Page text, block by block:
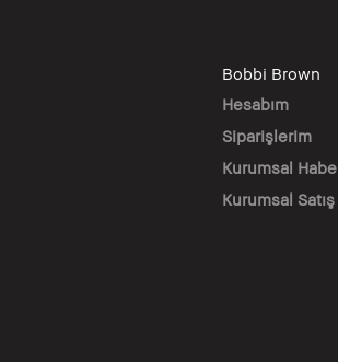
Bobbi Brown
Hesabım
Siparişlerim
Kurumsal
Kurumsal Satış